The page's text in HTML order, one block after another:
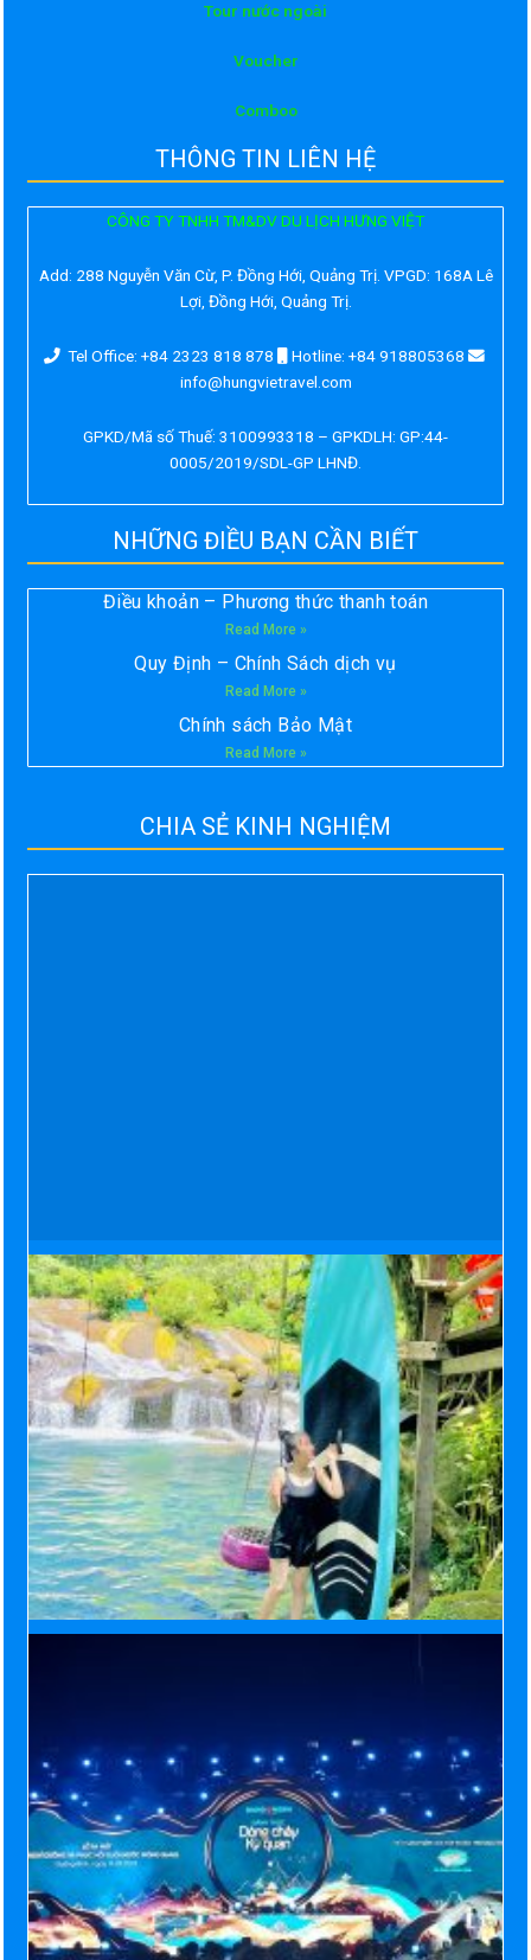
Tour nước ngoài
Voucher
Comboo
THÔNG TIN LIÊN HỆ
CÔNG TY TNHH TM&DV DU LỊCH HƯNG VIỆT
Add: 288 Nguyễn Văn Cừ, P. Đồng Hới, Quảng Trị. VPGD: 168A Lê
Lợi, Đồng Hới, Quảng Trị.
Tel Office: +84 2323 818 878
Hotline: +84 918805368
info@hungvietravel.com
GPKD/Mã số Thuế: 3100993318 – GPKDLH: GP:44-
0005/2019/SDL-GP LHNĐ.
NHỮNG ĐIỀU BẠN CẦN BIẾT
Điều khoản – Phương thức thanh toán
Read More »
Quy Định – Chính Sách dịch vụ
Read More »
Chính sách Bảo Mật
Read More »
CHIA SẺ KINH NGHIỆM